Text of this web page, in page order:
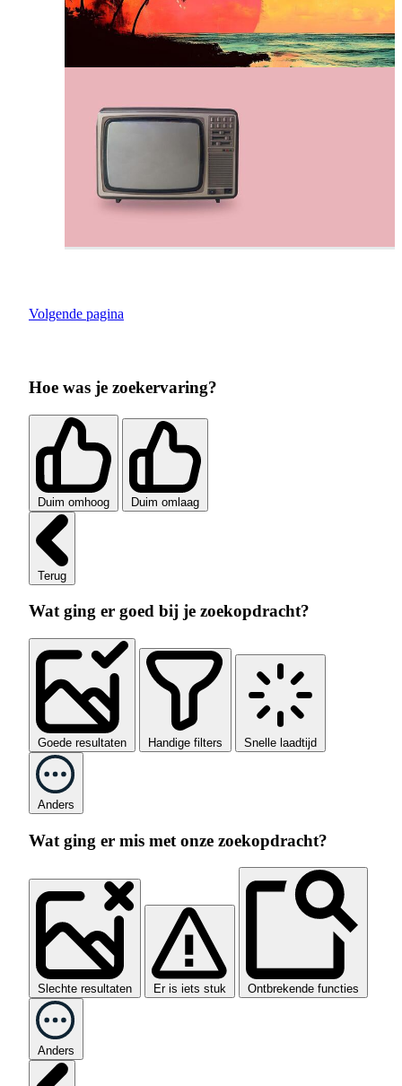
Volgende pagina
Hoe was je zoekervaring?
Duim omhoog Duim omlaag
Terug
Wat ging er goed bij je zoekopdracht?
Goede resultaten Handige filters Snelle laadtijd
Anders
Wat ging er mis met onze zoekopdracht?
Slechte resultaten Er is iets stuk Ontbrekende functies
Anders